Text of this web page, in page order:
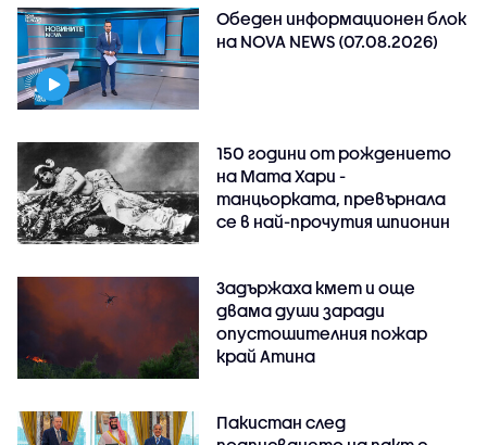
Обеден информационен блок
на NOVA NEWS (07.08.2026)
150 години от рождението
на Мата Хари -
танцьорката, превърнала
се в най-прочутия шпионин
Задържаха кмет и още
двама души заради
опустошителния пожар
край Атина
Пакистан след